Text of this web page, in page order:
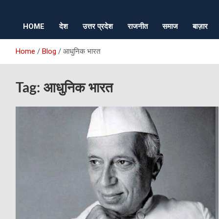
HOME देश उत्तर प्रदेश राजनीत समाज बाज़ार
Home Blog आधुनिक भारत
Tag: आधुनिक भारत